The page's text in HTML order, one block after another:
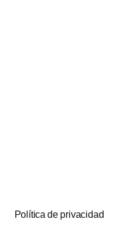
Política de privacidad